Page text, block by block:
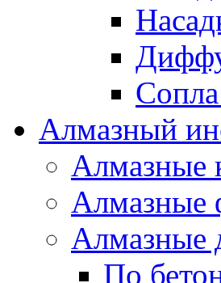
Алмазный
Алмазные
Алмазные
Алмазные
По